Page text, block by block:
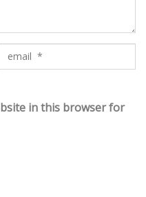
in this browser for